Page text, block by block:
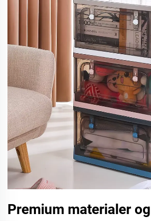
Premium materialer og